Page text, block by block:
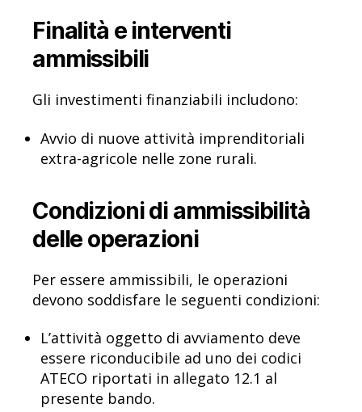
Finalità e interventi
ammissibili
Gli investimenti finanziabili includono:
Avvio di nuove attività imprenditoriali
extra-agricole nelle zone rurali.
Condizioni di ammissibilità
delle operazioni
Per essere ammissibili, le operazioni
devono soddisfare le seguenti condizioni:
L’attività oggetto di avviamento deve
essere riconducibile ad uno dei codici
ATECO riportati in allegato 12.1 al
presente bando.